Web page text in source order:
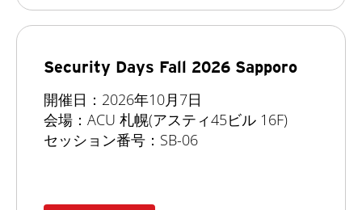
Security Days Fall 2026 Sapporo
開催日：2026年10月7日
会場：ACU 札幌(アスティ45ビル 16F)
セッション番号：SB-06